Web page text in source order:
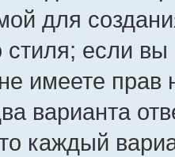
для
стиля; если
имеете прав
варианта
каждый